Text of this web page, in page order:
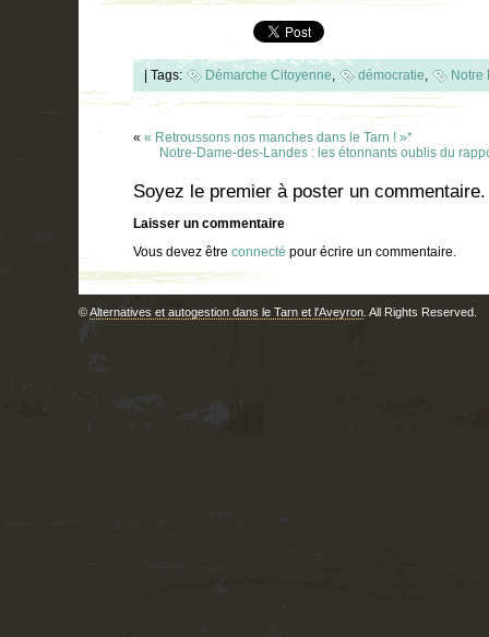
| Tags: Démarche Citoyenne, démocratie, Notre
« « Retroussons nos manches dans le Tarn ! »*
Notre-Dame-des-Landes : les étonnants oublis du
Soyez le premier à poster un commentaire.
Laisser un commentaire
Vous devez être connecté pour écrire un commentaire.
©Alternatives et autogestion dans le Tarn et l'Aveyron . All Rights Reserved.